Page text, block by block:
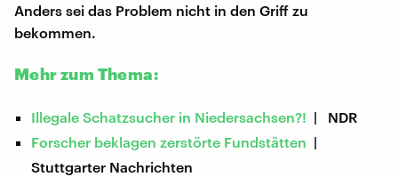
Anders sei das Problem nicht in den Griff zu
bekommen.
Mehr zum Thema:
Illegale Schatzsucher in Niedersachsen?! | NDR
Forscher beklagen zerstörte Fundstätten |
Stuttgarter Nachrichten